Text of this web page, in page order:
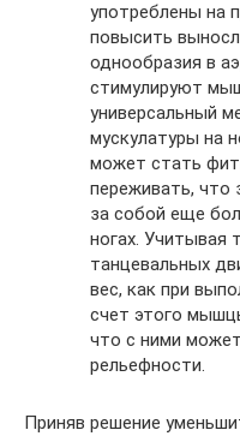
употреблены на
повысить
однообразия в
стимулируют
универсальный
мускулатуры на
может стать
переживать, что
за собой еще
ногах. Учитывая
танцевальных
вес, как при
счет этого
что с ними
рельефности.
Приняв решение